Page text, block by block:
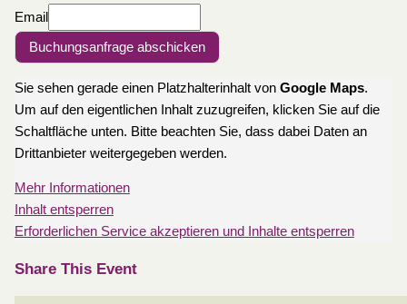
Email
Buchungsanfrage abschicken
Sie sehen gerade einen Platzhalterinhalt von Google Maps.
Um auf den eigentlichen Inhalt zuzugreifen, klicken Sie auf die
Schaltfläche unten. Bitte beachten Sie, dass dabei Daten an
Drittanbieter weitergegeben werden.
Mehr Informationen
Inhalt entsperren
Erforderlichen Service akzeptieren und Inhalte entsperren
Share This Event